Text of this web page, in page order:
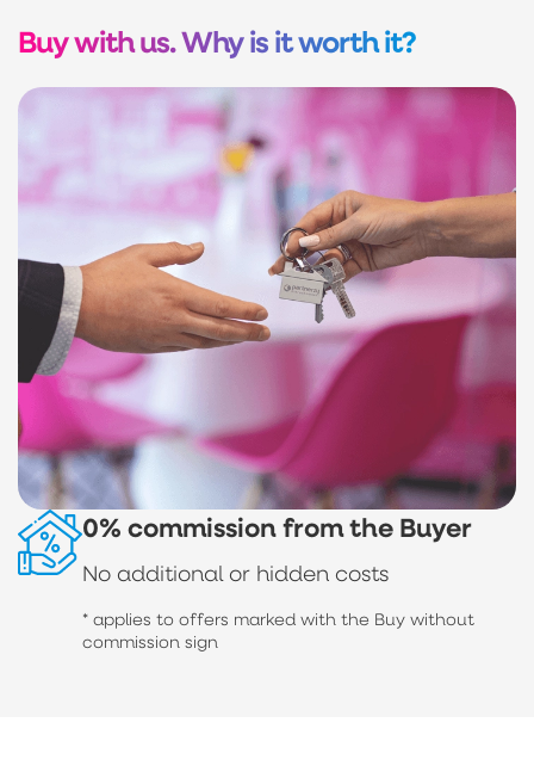
Buy with us. Why is it worth it?
0% commission from the Buyer
No additional or hidden costs
* applies to offers marked with the Buy without
commission sign